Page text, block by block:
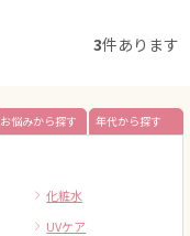
3件あります
お悩みから探す 年代から探す
化粧水
UVケア